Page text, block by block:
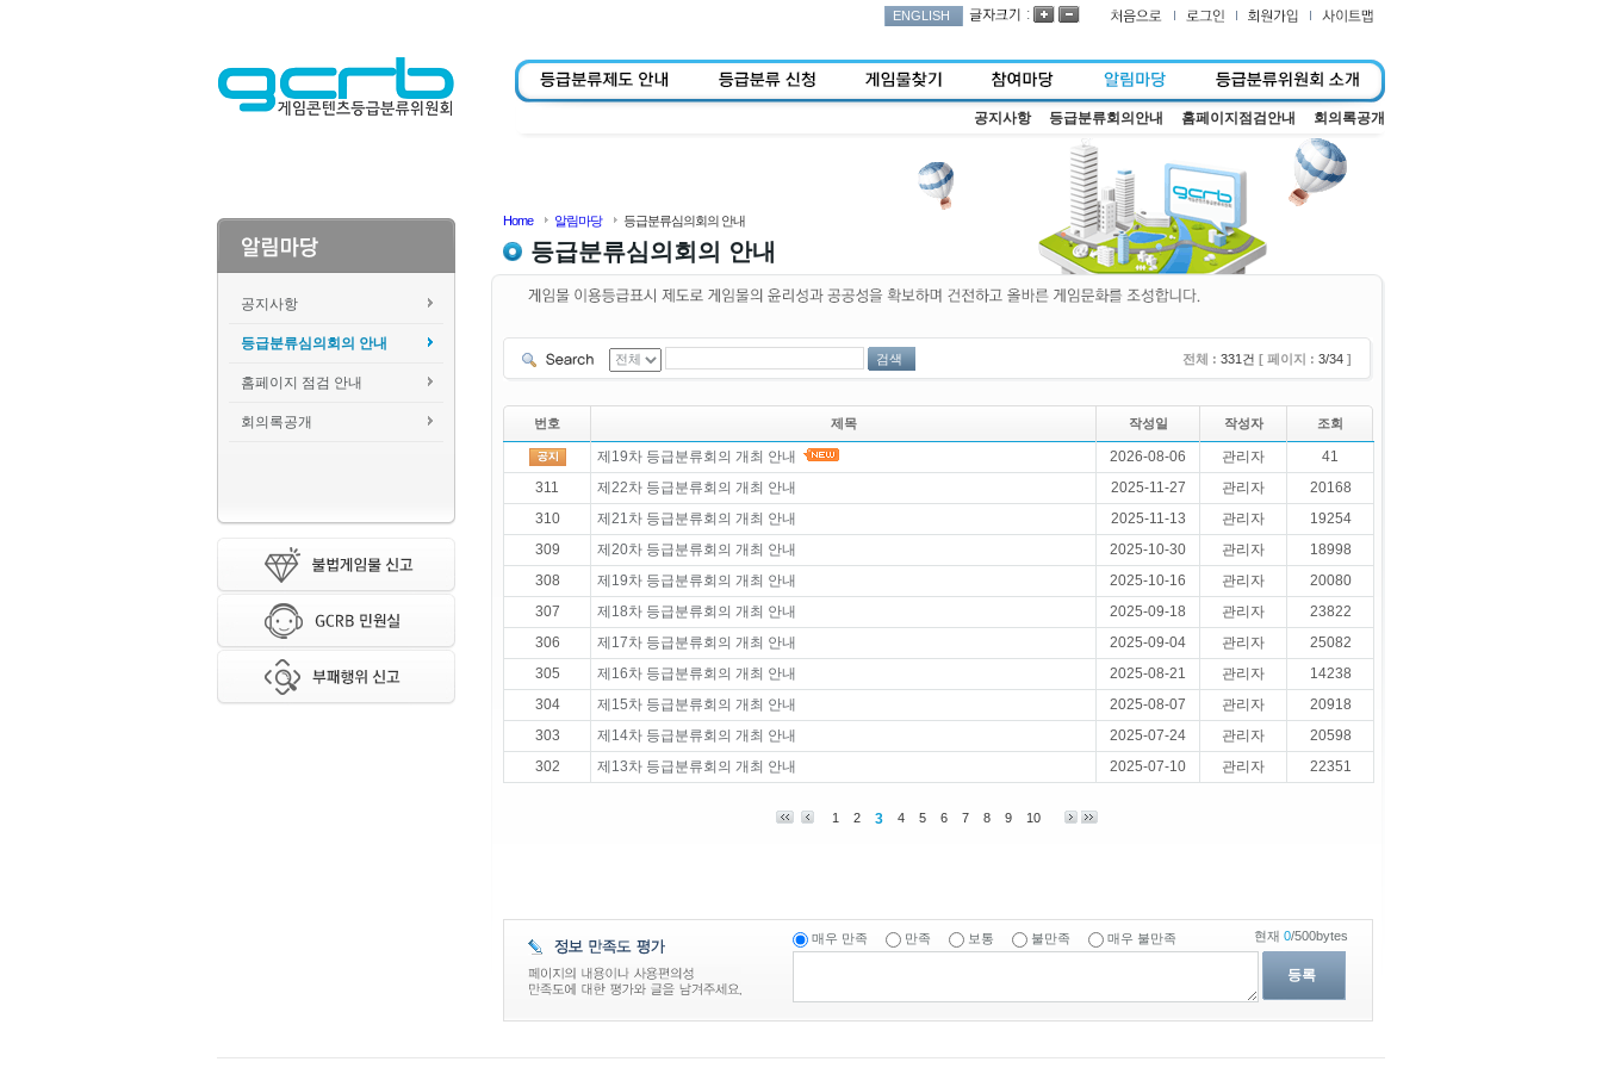
ENGLISH :
공지사항 등급분류회의안내 홈페이지점검안내 회의록공개
공지사항
등급분류심의회의 안내
홈페이지 점검 안내
회의록공개
Home 알림마당 등급분류심의회의 안내
등급분류심의회의 안내
검색 전체 : 331건 [ 페이지 : 3/34 ]
번호 제목 작성일 작성자 조회
제19차 등급분류회의 개최 안내 2026-08-06 관리자
41
311
제22차 등급분류회의 개최 안내 2025-11-27 관리자
20168
310
제21차 등급분류회의 개최 안내 2025-11-13 관리자
19254
309
제20차 등급분류회의 개최 안내 2025-10-30 관리자
18998
308
제19차 등급분류회의 개최 안내 2025-10-16 관리자
20080
307
제18차 등급분류회의 개최 안내 2025-09-18 관리자
23822
306
제17차 등급분류회의 개최 안내 2025-09-04 관리자
25082
305
제16차 등급분류회의 개최 안내 2025-08-21 관리자
14238
304
제15차 등급분류회의 개최 안내 2025-08-07 관리자
20918
303
제14차 등급분류회의 개최 안내 2025-07-24 관리자
20598
302
제13차 등급분류회의 개최 안내 2025-07-10 관리자 22351
1 2 3 4 5 6 7 8 9 10
매우 만족 만족 보통 불만족 매우 불만족
등록
현재 0/500bytes